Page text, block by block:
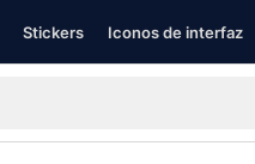
Stickers Iconos de interfaz